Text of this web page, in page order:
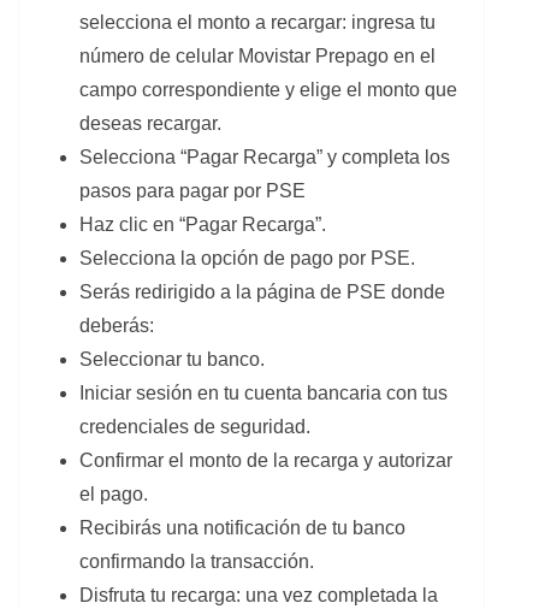
selecciona el monto a recargar: ingresa tu
número de celular Movistar Prepago en el
campo correspondiente y elige el monto que
deseas recargar.
Selecciona “Pagar Recarga” y completa los
pasos para pagar por PSE
Haz clic en “Pagar Recarga”.
Selecciona la opción de pago por PSE.
Serás redirigido a la página de PSE donde
deberás:
Seleccionar tu banco.
Iniciar sesión en tu cuenta bancaria con tus
credenciales de seguridad.
Confirmar el monto de la recarga y autorizar
el pago.
Recibirás una notificación de tu banco
confirmando la transacción.
Disfruta tu recarga: una vez completada la